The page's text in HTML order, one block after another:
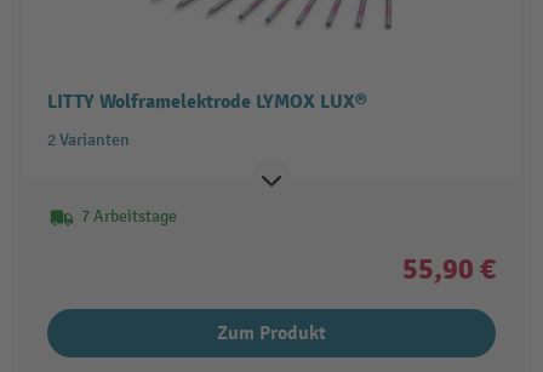
LITTY Wolframelektrode LYMOX LUX®
2 Varianten
7 Arbeitstage
55,90 €
Zum Produkt